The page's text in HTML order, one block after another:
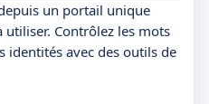
un portail unique
utiliser. Contrôlez les mots
identités avec des outils de